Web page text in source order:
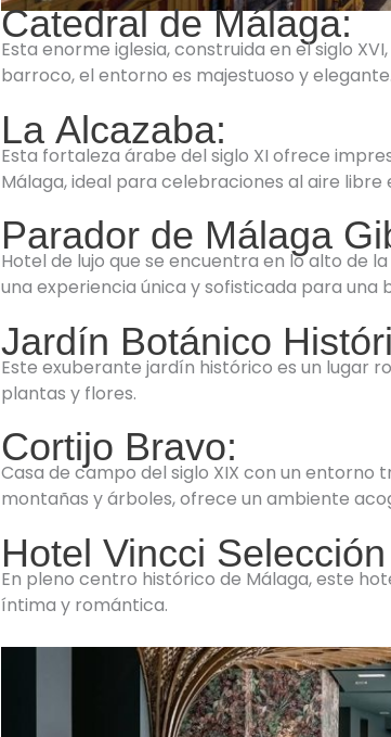
Catedral de Málaga:
Esta enorme iglesia, construida en el siglo
barroco, el entorno es majestuoso y
La Alcazaba:
Esta fortaleza árabe del siglo XI ofrece
Málaga, ideal para celebraciones al aire libre
Parador de Málaga
Hotel de lujo que se encuentra en lo alto de
una experiencia única y sofisticada para una
Jardín Botánico
Este exuberante jardín histórico es un lugar
plantas y flores.
Cortijo Bravo:
Casa de campo del siglo XIX con un entorno
montañas y árboles, ofrece un ambiente
Hotel Vincci
En pleno centro histórico de Málaga, este
íntima y romántica.